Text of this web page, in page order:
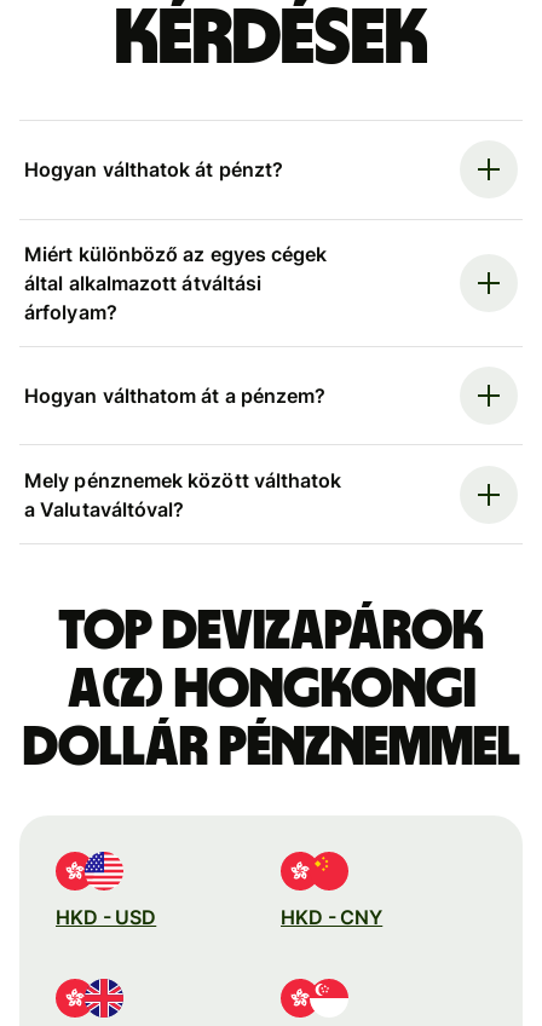
kérdések
Hogyan válthatok át pénzt?
Miért különböző az egyes cégek
által alkalmazott átváltási
árfolyam?
Hogyan válthatom át a pénzem?
Mely pénznemek között válthatok
a Valutaváltóval?
Top devizapárok
a(z) hongkongi
dollár pénznemmel
HKD - USD HKD - CNY